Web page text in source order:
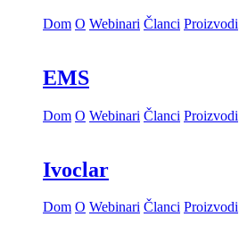
Dom O Webinari Članci Proizvodi
EMS
Dom O Webinari Članci Proizvodi
Ivoclar
Dom O Webinari Članci Proizvodi